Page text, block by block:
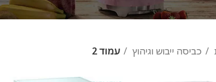
כביסה ייבוש וגיהוץ עמוד 2